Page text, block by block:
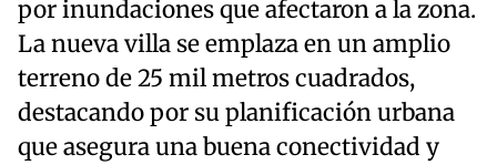
por inundaciones que afectaron a la zona.
La nueva villa se emplaza en un amplio
terreno de 25 mil metros cuadrados,
destacando por su planificación urbana
que asegura una buena conectividad y